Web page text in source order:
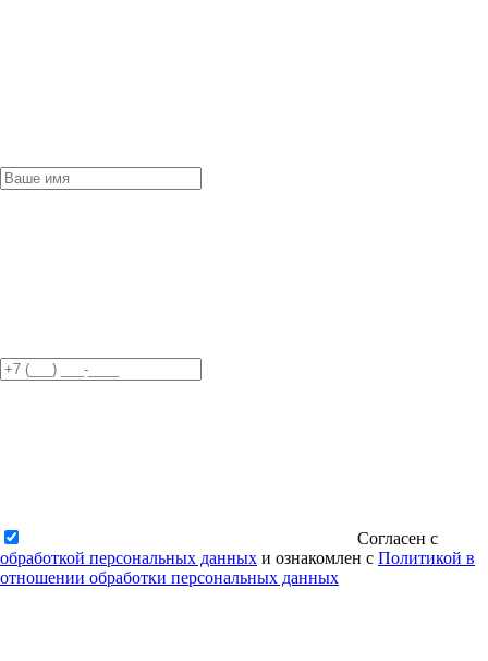
Согласен с
обработкой персональных данных и ознакомлен с Политикой в
отношении обработки персональных данных